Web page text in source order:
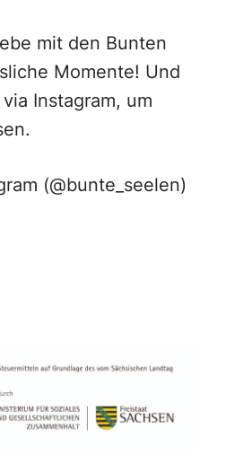
mit den Bunten
Momente! Und
Instagram, um
(@bunte_seelen)